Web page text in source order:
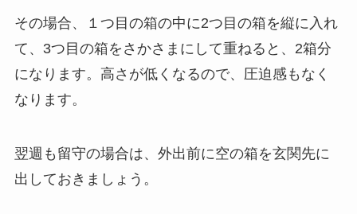
その場合、１つ目の箱の中に2つ目の箱を縦に入れ
て、3つ目の箱をさかさまにして重ねると、2箱分
になります。高さが低くなるので、圧迫感もなく
なります。
翌週も留守の場合は、外出前に空の箱を玄関先に
出しておきましょう。